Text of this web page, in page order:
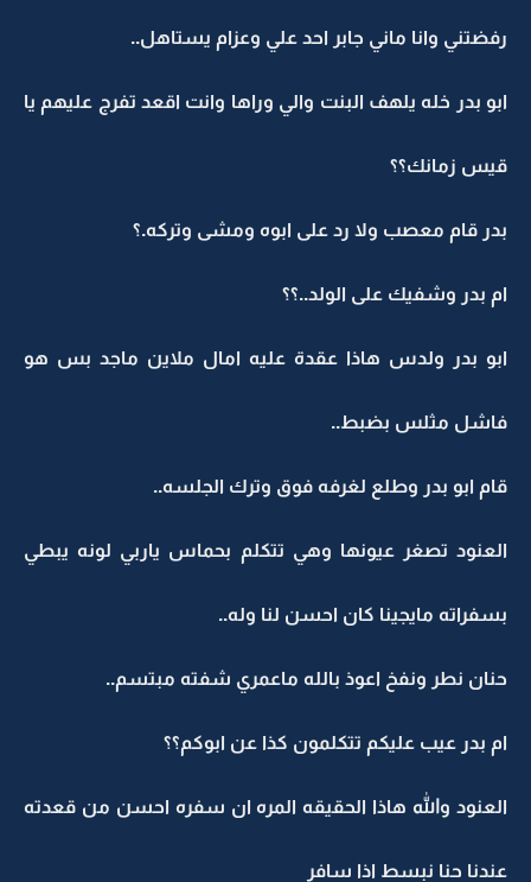
رفضتني وانا ماني جابر احد علي وعزام يستاهل..
ابو بدر خله يلهف البنت والي وراها وانت اقعد تفرج عليهم يا
قيس زمانك؟؟
بدر قام معصب ولا رد على ابوه ومشى وتركه.؟
ام بدر وشفيك على الولد..؟؟
ابو بدر ولدس هاذا عقدة عليه امال ملاين ماجد بس هو
فاشل مثلس بضبط..
قام ابو بدر وطلع لغرفه فوق وترك الجلسه..
العنود تصغر عيونها وهي تتكلم بحماس ياربي لونه يبطي
بسفراته مايجينا كان احسن لنا وله..
حنان نطر ونفخ اعوذ بالله ماعمري شفته مبتسم..
ام بدر عيب عليكم تتكلمون كذا عن ابوكم؟؟
العنود والله هاذا الحقيقه المره ان سفره احسن من قعدته
عندنا حنا نبسط اذا سافر